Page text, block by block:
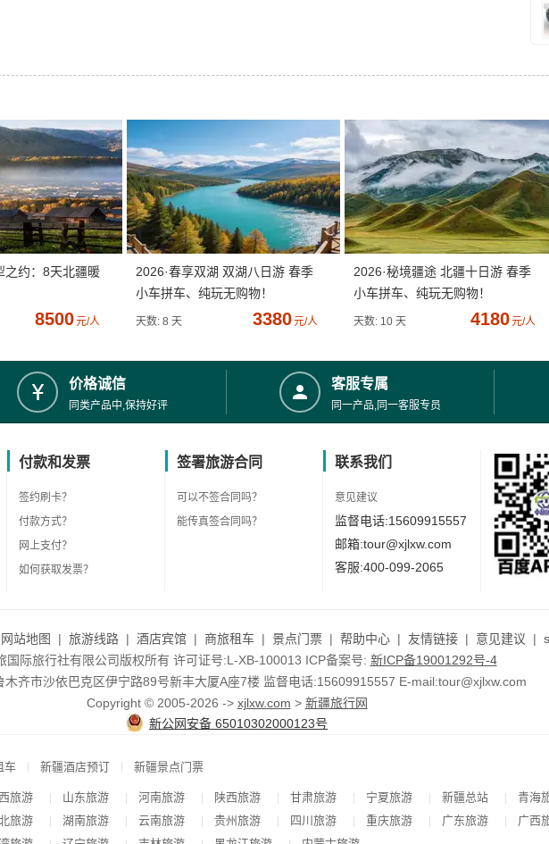
之约：8天北疆暖
8500元/人
2026·春享双湖 双湖八日游 春季
小车拼车、纯玩无购物！
天数: 8 天 3380元/人
2026·秘境疆途 北疆十日游 春季
小车拼车、纯玩无购物！
天数: 10 天 4180元/人
价格诚信
同类产品中,保持好评
客服专属
同一产品,同一客服专员
付款和发票
签约刷卡？
付款方式？
网上支付？
如何获取发票？
签署旅游合同
可以不签合同吗？
能传真签合同吗？
联系我们
意见建议
监督电话:15609915557
邮箱:tour@xjlxw.com
客服:400-099-2065
网站地图 | 旅游线路 | 酒店宾馆 | 商旅租车 | 景点门票 | 帮助中心 | 友情链接 | 意见建议 |
国际旅行社有限公司版权所有 许可证号:L-XB-100013 ICP备案号: 新ICP备19001292号-4
木齐市沙依巴克区伊宁路89号新丰大厦A座7楼 监督电话:15609915557 E-mail:tour@xjlxw.com
Copyright © 2005-2026 -> xjlxw.com > 新疆旅行网
新公网安备 65010302000123号
车 | 新疆酒店预订 | 新疆景点门票
旅游 | 山东旅游 | 河南旅游 | 陕西旅游 | 甘肃旅游 | 宁夏旅游 | 新疆总站 | 青海
旅游 | 湖南旅游 | 云南旅游 | 贵州旅游 | 四川旅游 | 重庆旅游 | 广东旅游 | 广西